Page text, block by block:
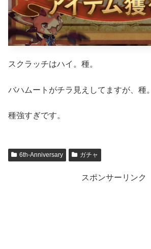
スクラッチはハイ。種。
バハムートがチラ見えしてますが、種。
種強すぎです。
6th-Anniversary ガチャ
スポンサーリンク